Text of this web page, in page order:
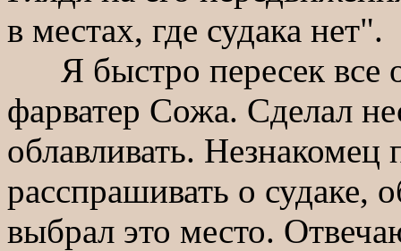
в местах, где судака нет".
Я быстро пересек все
фарватер Сожа. Сделал
облавливать.
расспрашивать о судаке,
выбрал это место.